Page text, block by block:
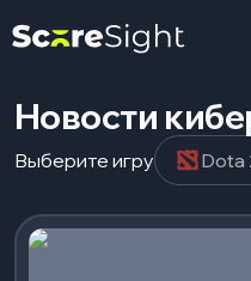
Новости
Выберите игру Dota